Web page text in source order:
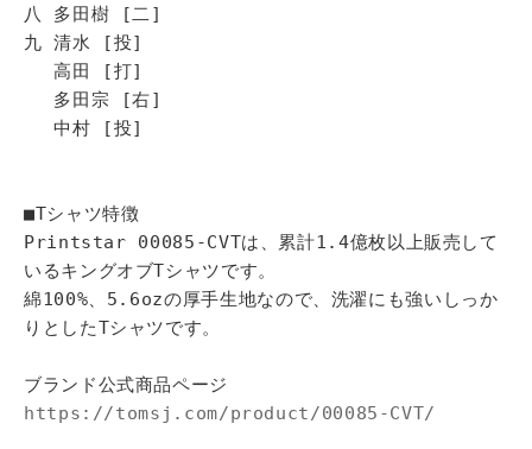
八 多田樹 [二]
九 清水 [投]
高田 [打]
多田宗 [右]
中村 [投]
■Tシャツ特徴
Printstar 00085-CVTは、累計1.4億枚以上販売して
いるキングオブTシャツです。
綿100%、5.6ozの厚手生地なので、洗濯にも強いしっか
りとしたTシャツです。
ブランド公式商品ページ
https://tomsj.com/product/00085-CVT/